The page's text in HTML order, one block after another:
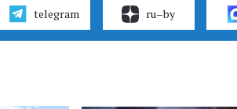
telegram ru–by